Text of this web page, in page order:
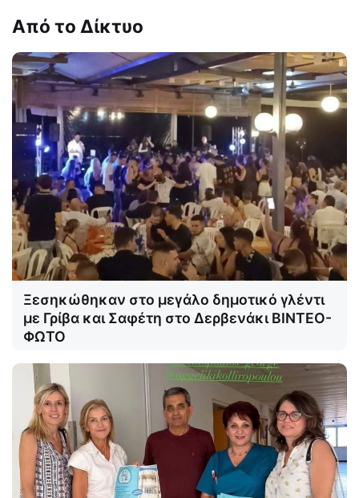
Από το Δίκτυο
Ξεσηκώθηκαν στο μεγάλο δημοτικό γλέντι
με Γρίβα και Σαφέτη στο Δερβενάκι ΒΙΝΤΕΟ-
ΦΩΤΟ